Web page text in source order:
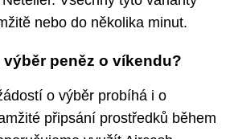
nebo do několika minut.
peněz o víkendu?
o výběr probíhá i o
připsání prostředků během